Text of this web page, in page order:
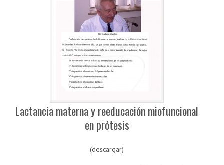
Lactancia materna y reeducación miofuncional
en prótesis
(descargar)